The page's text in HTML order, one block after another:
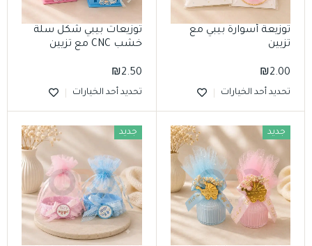
توزيعة أسوارة بيبي مع
تزيين
₪2.00
تحديد أحد الخيارات
توزيعات بيبي شكل سلة
خشب CNC مع تزيين
₪2.50
تحديد أحد الخيارات
جديد جديد